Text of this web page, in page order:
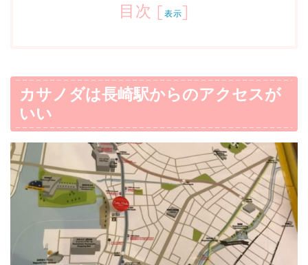
目次 [ 表示]
カサノダは長崎駅からのアクセスが
いい